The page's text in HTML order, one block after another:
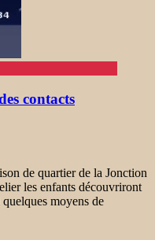
contacts
de quartier de la Jonction
les enfants découvriront
moyens de